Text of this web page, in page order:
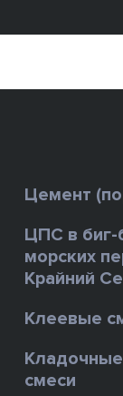
Цемент
ЦПС в биг-
морских
Крайний
Клеевые
смеси